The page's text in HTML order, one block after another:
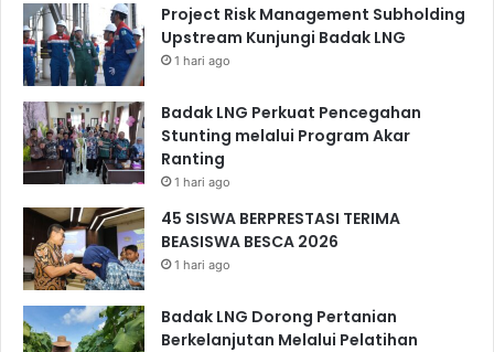
Project Risk Management Subholding
Upstream Kunjungi Badak LNG
1 hari ago
Badak LNG Perkuat Pencegahan
Stunting melalui Program Akar
Ranting
1 hari ago
45 SISWA BERPRESTASI TERIMA
BEASISWA BESCA 2026
1 hari ago
Badak LNG Dorong Pertanian
Berkelanjutan Melalui Pelatihan